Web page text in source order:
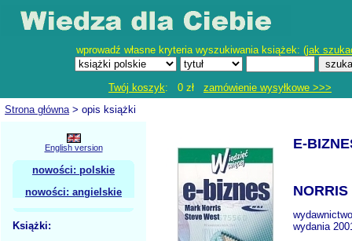
wprowadź własne kryteria wyszukiwania książek: (jak
Twój koszyk: 0 zł zamówienie wysyłkowe >>>
Strona główna> opis książki
English version
nowości: polskie
nowości: angielskie
Książki:
E-
wydania